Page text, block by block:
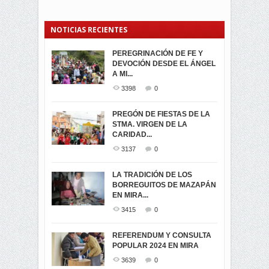
NOTICIAS RECIENTES
PEREGRINACIÓN DE FE Y
DEVOCIÓN DESDE EL ÁNGEL
A MI...
3398 0
PREGÓN DE FIESTAS DE LA
STMA. VIRGEN DE LA
CARIDAD...
3137 0
LA TRADICIÓN DE LOS
BORREGUITOS DE MAZAPÁN
EN MIRA...
3415 0
REFERENDUM Y CONSULTA
POPULAR 2024 EN MIRA
3639 0
PROCESIÓN DE LA VIRGEN
DE LA CARIDAD 2024
3063
-ENCENDIDO DEL ARBOL DE
...
MIRA
3442
TRIUNFO DE...
SEGUNDA VUELTA
ELECCIONES
PRESIDENCIALES 2023 EN
M...
ELECCION CRUCIAL:
SEGUNDA VUELTA
PRESIDENCIAL EL 1...
VIRTUALES ASAMBLEISTAS
POR LA PROVINCIA DEL
CARCHI...
MIRA.EC FUE
GALARDONADA